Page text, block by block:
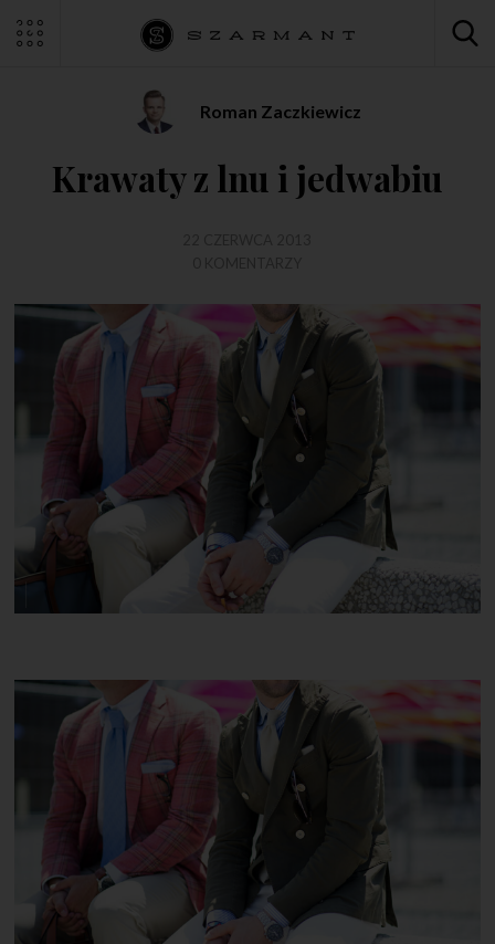
Roman Zaczkiewicz
Krawaty z lnu i jedwabiu